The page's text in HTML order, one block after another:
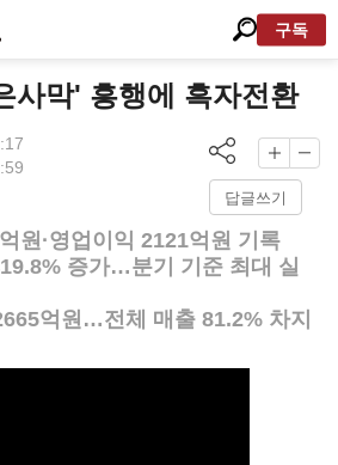
구독
사막' 흥행에 흑자전환
답글쓰기
원·영업이익 2121억원 기록
증가…분기 기준 최대 실
억원…전체 매출 81.2% 차지